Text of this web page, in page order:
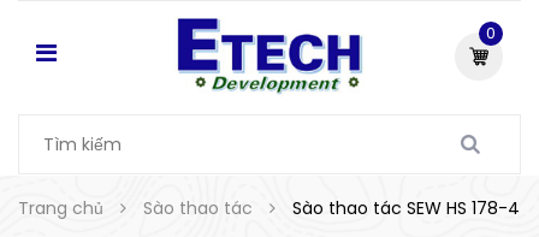
0
Trang chủ Sào thao tác Sào thao tác SEW HS 178-4